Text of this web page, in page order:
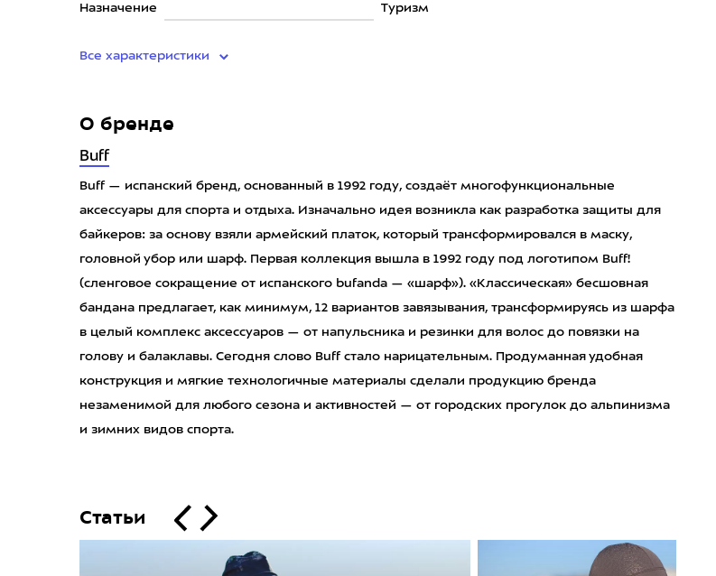
Назначение Туризм
Все характеристики
О бренде
Buff
Buff — испанский бренд, основанный в 1992 году, создаёт многофункциональные
аксессуары для спорта и отдыха. Изначально идея возникла как разработка защиты для
байкеров: за основу взяли армейский платок, который трансформировался в маску,
головной убор или шарф. Первая коллекция вышла в 1992 году под логотипом Buff!
(сленговое сокращение от испанского bufanda — «шарф»). «Классическая» бесшовная
бандана предлагает, как минимум, 12 вариантов завязывания, трансформируясь из шарфа
в целый комплекс аксессуаров — от напульсника и резинки для волос до повязки на
голову и балаклавы. Сегодня слово Buff стало нарицательным. Продуманная удобная
конструкция и мягкие технологичные материалы сделали продукцию бренда
незаменимой для любого сезона и активностей — от городских прогулок до альпинизма
и зимних видов спорта.
Статьи